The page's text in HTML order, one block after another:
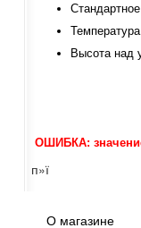
Высота над
ОШИБКА:
п»ї
О магазине